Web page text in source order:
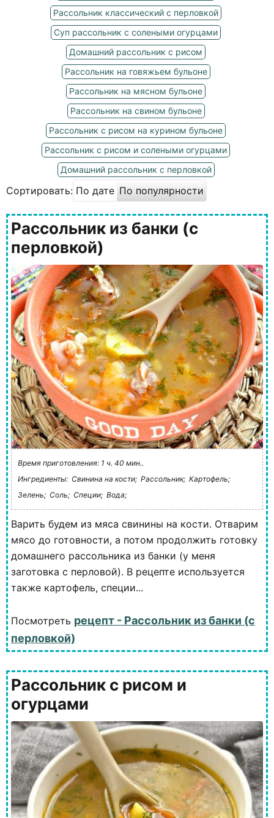
Рассольник классический с перловкой
Суп рассольник с солеными огурцами
Домашний рассольник с рисом
Рассольник на говяжьем бульоне
Рассольник на мясном бульоне
Рассольник на свином бульоне
Рассольник с рисом на курином бульоне
Рассольник с рисом и солеными огурцами
Домашний рассольник с перловкой
Сортировать: По дате По популярности
Рассольник из банки (с
перловкой)
Время приготовления: 1 ч. 40 мин..
Ингредиенты: Свинина на кости; Рассольник; Картофель;
Зелень; Соль; Специи; Вода;
Варить будем из мяса свинины на кости. Отварим
мясо до готовности, а потом продолжить готовку
домашнего рассольника из банки (у меня
заготовка с перловой). В рецепте используется
также картофель, специи...
Посмотреть рецепт - Рассольник из банки (с
перловкой)
Рассольник с рисом и
огурцами